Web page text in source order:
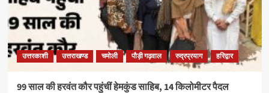
उत्तरकाशी उत्तराखण्ड चमोली पौड़ी गढ़वाल रुद्रप्रयाग हरिद्वार
99 साल की हरवंत कौर पहुंचीं हेमकुंड साहिब, 14 किलोमीटर पैदल